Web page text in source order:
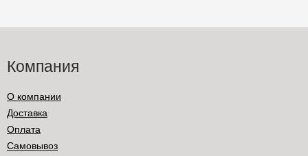
Компания
О компании
Доставка
Оплата
Самовывоз